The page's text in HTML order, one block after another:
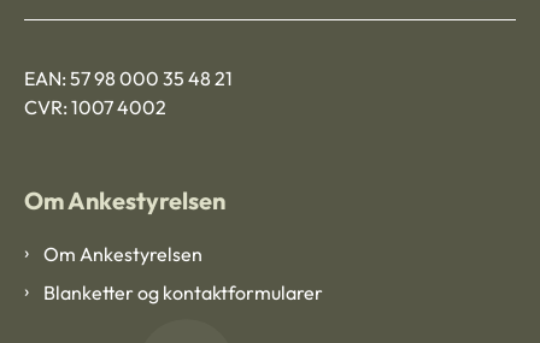
EAN: 57 98 000 35 48 21
CVR: 1007 4002
Om Ankestyrelsen
Om Ankestyrelsen
Blanketter og kontaktformularer